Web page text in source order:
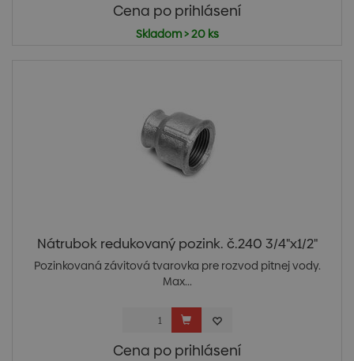
Cena po prihlásení
Skladom > 20 ks
Nátrubok redukovaný pozink. č.240 3/4"x1/2"
Pozinkovaná závitová tvarovka pre rozvod pitnej vody.
Max...
Cena po prihlásení